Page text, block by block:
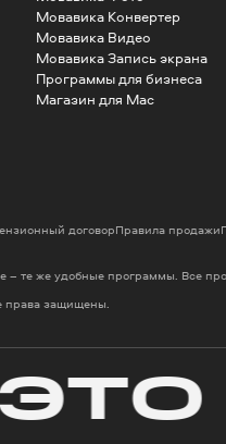
Мовавика Конвертер
Мовавика Видео
Мовавика Запись экрана
Программы для бизнеса
Магазин для Mac
– те же удобные программы. Все
защищены.
договорПравила продажи